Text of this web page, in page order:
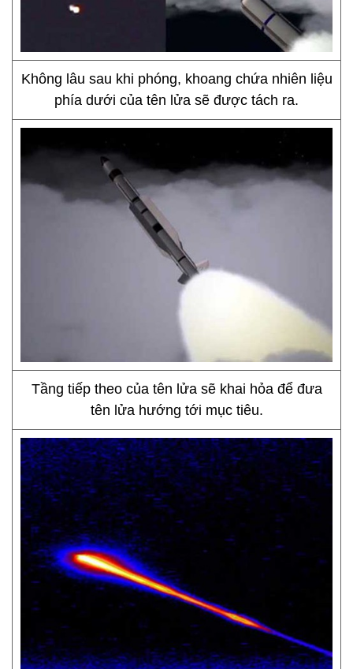
Không lâu sau khi phóng, khoang chứa nhiên liệu
phía dưới của tên lửa sẽ được tách ra.
Tầng tiếp theo của tên lửa sẽ khai hỏa để đưa
tên lửa hướng tới mục tiêu.